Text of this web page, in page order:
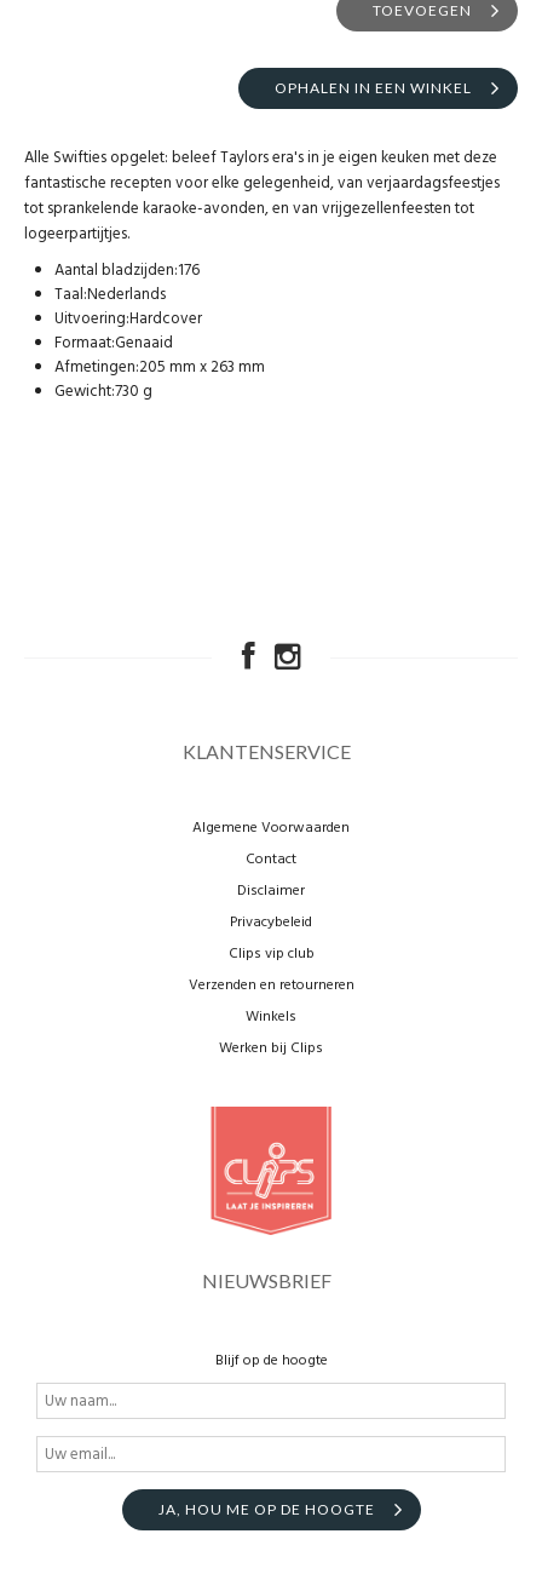
TOEVOEGEN
OPHALEN IN EEN WINKEL
Alle Swifties opgelet: beleef Taylors era's in je eigen keuken met deze
fantastische recepten voor elke gelegenheid, van verjaardagsfeestjes
tot sprankelende karaoke-avonden, en van vrijgezellenfeesten tot
logeerpartijtjes.
Aantal bladzijden:176
Taal:Nederlands
Uitvoering:Hardcover
Formaat:Genaaid
Afmetingen:205 mm x 263 mm
Gewicht:730 g
KLANTENSERVICE
Algemene Voorwaarden
Contact
Disclaimer
Privacybeleid
Clips vip club
Verzenden en retourneren
Winkels
Werken bij Clips
NIEUWSBRIEF
Blijf op de hoogte
JA, HOU ME OP DE HOOGTE